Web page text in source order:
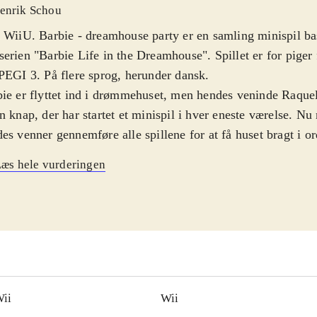
Schou
Barbie - dreamhouse party er en samling minispil
"Barbie Life in the Dreamhouse". Spillet er for piger
3. På flere sprog, herunder dansk.
er flyttet ind i drømmehuset, men hendes veninde
knap, der har startet et minispil i hver eneste værelse. Nu
venner gennemføre alle spillene for at få huset bragt i
Barbie, Raquelle, Teresa og Nikki, kan dyste i
grafik, der flyder over med nuttethed og lyserøde
meget ens - bortset fra grafikken, der naturligvis er
hele vurderingen
Wii